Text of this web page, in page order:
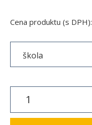
Cena produktu (s DPH):